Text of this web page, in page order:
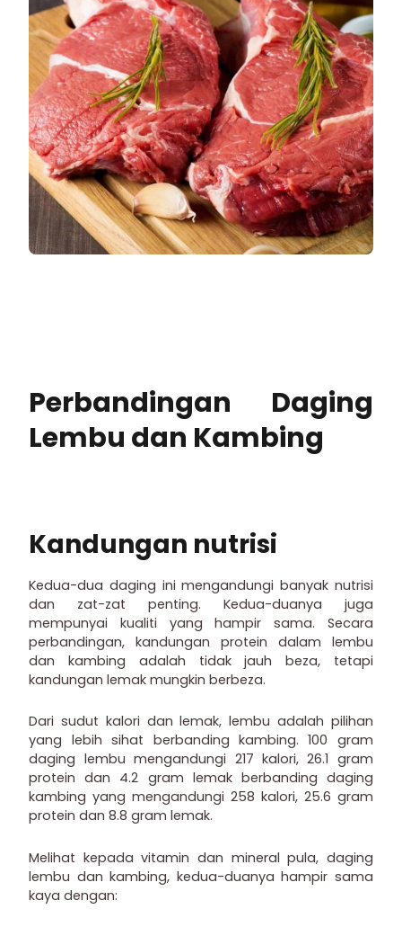
Perbandingan Daging
Lembu dan Kambing
Kandungan nutrisi
Kedua-dua daging ini mengandungi banyak nutrisi
dan zat-zat penting. Kedua-duanya juga
mempunyai kualiti yang hampir sama. Secara
perbandingan, kandungan protein dalam lembu
dan kambing adalah tidak jauh beza, tetapi
kandungan lemak mungkin berbeza.
Dari sudut kalori dan lemak, lembu adalah pilihan
yang lebih sihat berbanding kambing. 100 gram
daging lembu mengandungi 217 kalori, 26.1 gram
protein dan 4.2 gram lemak berbanding daging
kambing yang mengandungi 258 kalori, 25.6 gram
protein dan 8.8 gram lemak.
Melihat kepada vitamin dan mineral pula, daging
lembu dan kambing, kedua-duanya hampir sama
kaya dengan: